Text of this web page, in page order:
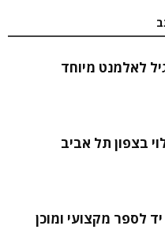
לאלמנט מיוחד
בצפון תל אביב
לספר מקצועי ומוכן